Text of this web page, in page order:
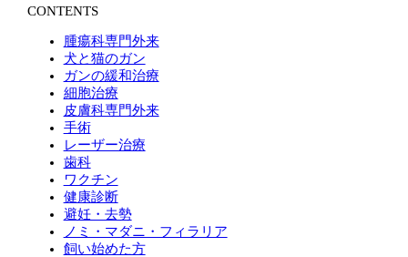
CONTENTS
腫瘍科専門外来
犬と猫のガン
ガンの緩和治療
細胞治療
皮膚科専門外来
手術
レーザー治療
歯科
ワクチン
健康診断
避妊・去勢
ノミ・マダニ・フィラリア
飼い始めた方